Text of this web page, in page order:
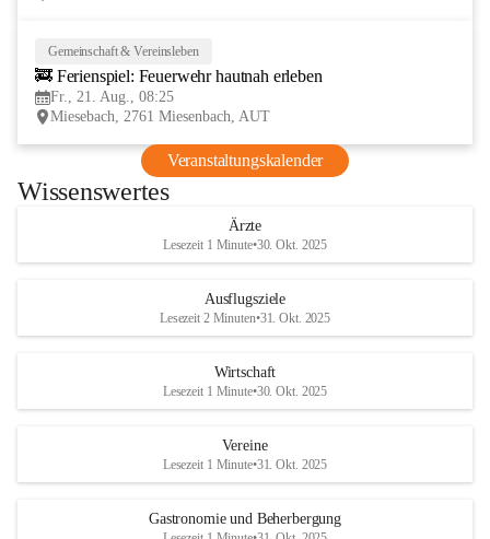
Gemeinschaft & Vereinsleben
🚒 Ferienspiel: Feuerwehr hautnah erleben
Fr., 21. Aug., 08:25
Miesebach, 2761 Miesenbach, AUT
Veranstaltungskalender
Wissenswertes
Ärzte
Lesezeit 1 Minute•30. Okt. 2025
Ausflugsziele
Lesezeit 2 Minuten•31. Okt. 2025
Wirtschaft
Lesezeit 1 Minute•30. Okt. 2025
Vereine
Lesezeit 1 Minute•31. Okt. 2025
Gastronomie und Beherbergung